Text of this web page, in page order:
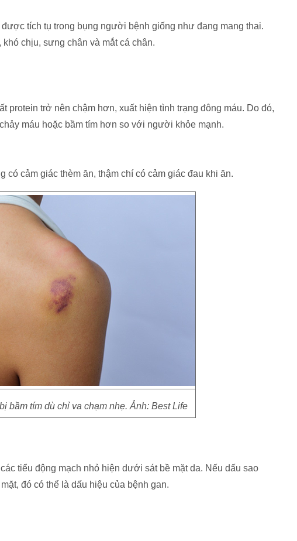
tích tụ trong bụng người bệnh giống như đang mang thai.
chịu, sưng chân và mắt cá chân.
protein trở nên chậm hơn, xuất hiện tình trạng đông máu. Do đó,
máu hoặc bầm tím hơn so với người khỏe mạnh.
có cảm giác thèm ăn, thậm chí có cảm giác đau khi ăn.
bầm tím dù chỉ va chạm nhẹ. Ảnh: Best Life
tiểu động mạch nhỏ hiện dưới sát bề mặt da. Nếu dấu sao
đó có thể là dấu hiệu của bệnh gan.